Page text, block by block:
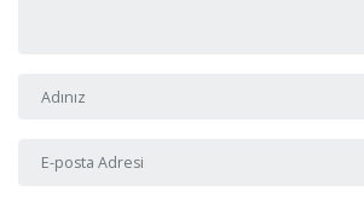
Adı ve Soyadı
E-posta Adresi